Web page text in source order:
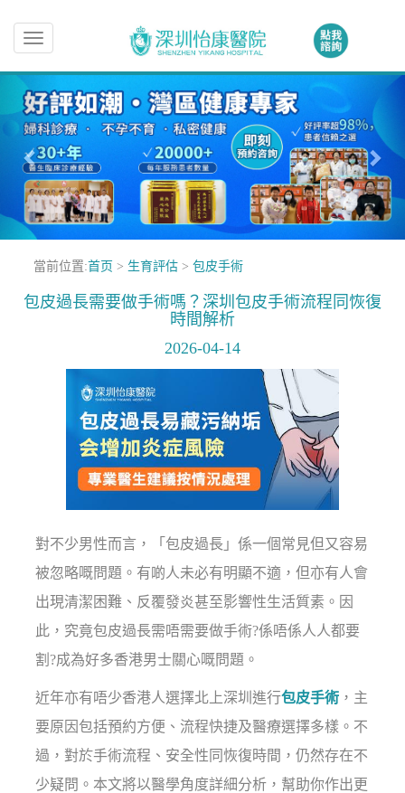
Toggle
navigation
當前位置:首页 > 生育評估> 包皮手術
包皮過長需要做手術嗎？深圳包皮手術流程同恢復
時間解析
2026-04-14
對不少男性而言，「包皮過長」係一個常見但又容易
被忽略嘅問題。有啲人未必有明顯不適，但亦有人會
出現清潔困難、反覆發炎甚至影響性生活質素。因
此，究竟包皮過長需唔需要做手術?係唔係人人都要
割?成為好多香港男士關心嘅問題。
近年亦有唔少香港人選擇北上深圳進行包皮手術 ，主
要原因包括預約方便、流程快捷及醫療選擇多樣。不
過，對於手術流程、安全性同恢復時間，仍然存在不
少疑問。本文將以醫學角度詳細分析，幫助你作出更